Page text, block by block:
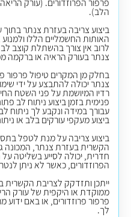
פרפור הפרוזדורים. (עורק
הלב).
ביצוע צריבה בעזרת צנתר בתוך
האותות החשמליים הללו
לרוב אין צורך בהשתלת קוצב
צנתר בעורק הראיה או ברקמה
בחלק מן המקרים טיפול פרפור
צנתר יכולה להתבצע על ידי
רדיו המיושמת על פני השטח
פנימית בזמן ביצוע ניתוח לב
עבורך במידה ונקבע לך ניתוח
ביצוע מעקפי עורקים בלב או
ביצוע צריבה על מנת לטפל
הקשרית בעזרת צנתר, המכונה
חדרית, יכולה לסייע בשליטה
הפרוזדורים, כאשר לא ניתן
ייתכן ותזדקק לצריבת הקשרית
ממוקדת או היקפית של עורק
פרפור פרוזדורים, או באם ידוע
לך.